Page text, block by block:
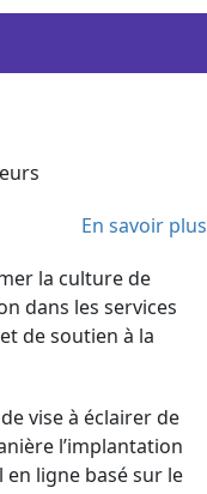
En savoir plus
la culture de
dans les services
de soutien à la
vise à éclairer de
l’implantation
en ligne basé sur le